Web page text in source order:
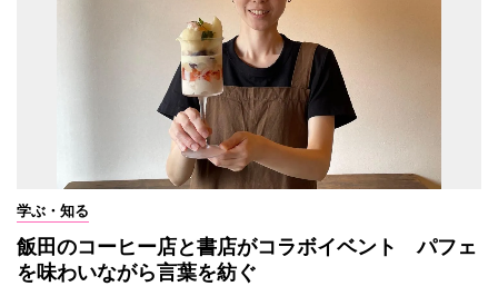
学ぶ・知る
飯田のコーヒー店と書店がコラボイベント パフェ
を味わいながら言葉を紡ぐ